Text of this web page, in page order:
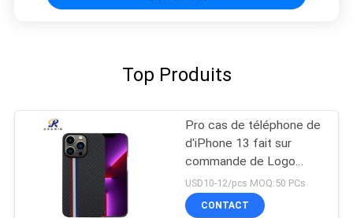
Top Produits
Pro cas de téléphone de
d'iPhone 13 fait sur
commande de Logo
Minimalist
USD10-12/pcs MOQ:50 PCs
CONTACT